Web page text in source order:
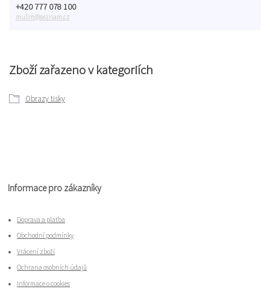
Zboží zařazeno v kategoriích
Obrazy tisky
+420 777 078 100
mulim@seznam.cz
Informace pro zákazníky
Doprava a platba
Obchodní podmínky
Vrácení zboží
Ochrana osobních údajů
Informace o cookies